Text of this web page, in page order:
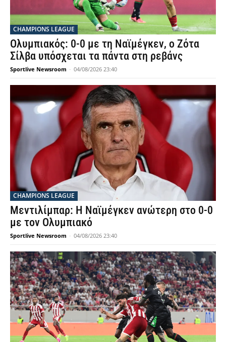
CHAMPIONS LEAGUE
Ολυμπιακός: 0-0 με τη Ναϊμέγκεν, ο Ζότα
Σίλβα υπόσχεται τα πάντα στη ρεβάνς
Sportlive Newsroom - 04/08/2026 23:40
CHAMPIONS LEAGUE
Μεντιλίμπαρ: Η Ναϊμέγκεν ανώτερη στο 0-0
με τον Ολυμπιακό
Sportlive Newsroom - 04/08/2026 23:40